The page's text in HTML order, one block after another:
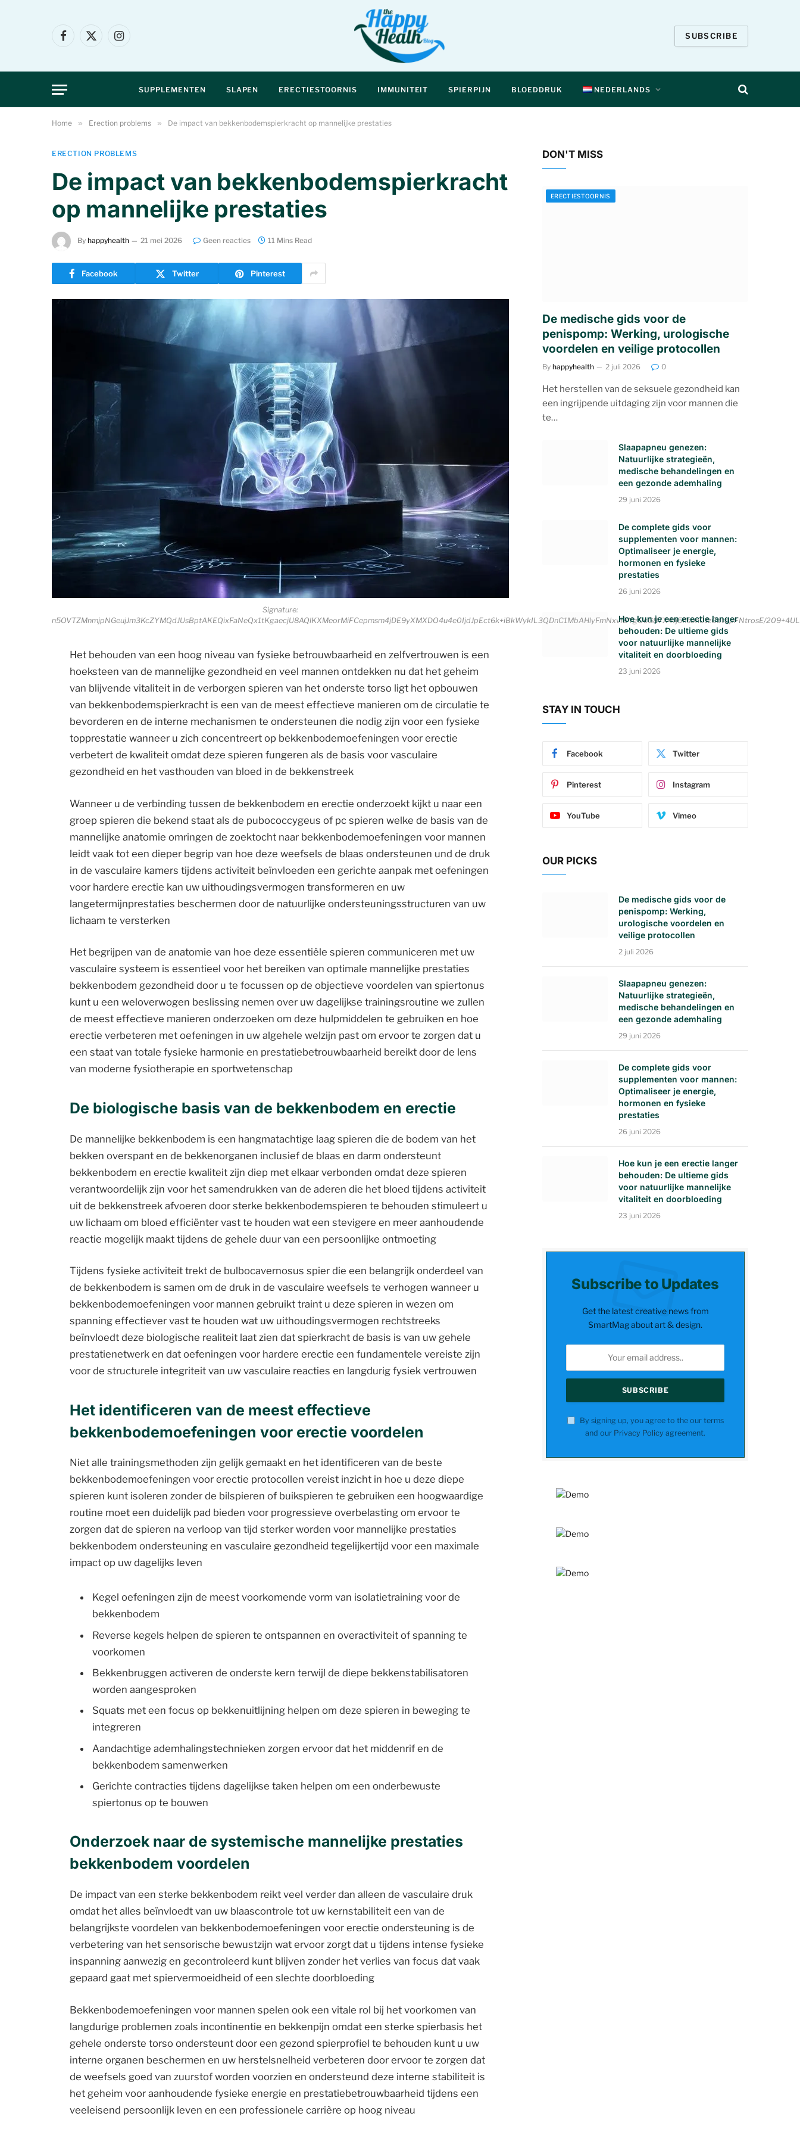
Facebook
X
Instagram
SUBSCRIBE
SUPPLEMENTEN SLAPEN ERECTIESTOORNIS IMMUNITEIT SPIERPIJN BLOEDDRUK NEDERLANDS
Home » Erection problems » De impact van bekkenbodemspierkracht op mannelijke prestaties
ERECTION PROBLEMS
De impact van bekkenbodemspierkracht
op mannelijke prestaties
By happyhealth 21 mei 2026 Geen reacties 11 Mins Read
Facebook Twitter Pinterest
Signature:
n5OVTZMnmjpNGeujJm3KcZYMQdJUsBptAKEQixFaNeQx1tKgaecjU8AQlKXMeorMiFCepmsm4jDE9yXMXDO4u4e0IjdJpEct6k+iBkWykIL3QDnC1MbAHlyFmNxvIBYgOcG87X4fj5flson0JzCdtopFNtrosE/
Het behouden van een hoog niveau van fysieke betrouwbaarheid en zelfvertrouwen is een
hoeksteen van de mannelijke gezondheid en veel mannen ontdekken nu dat het geheim
van blijvende vitaliteit in de verborgen spieren van het onderste torso ligt het opbouwen
van bekkenbodemspierkracht is een van de meest effectieve manieren om de circulatie te
bevorderen en de interne mechanismen te ondersteunen die nodig zijn voor een fysieke
topprestatie wanneer u zich concentreert op bekkenbodemoefeningen voor erectie
verbetert de kwaliteit omdat deze spieren fungeren als de basis voor vasculaire
gezondheid en het vasthouden van bloed in de bekkenstreek
Wanneer u de verbinding tussen de bekkenbodem en erectie onderzoekt kijkt u naar een
groep spieren die bekend staat als de pubococcygeus of pc spieren welke de basis van de
mannelijke anatomie omringen de zoektocht naar bekkenbodemoefeningen voor mannen
leidt vaak tot een dieper begrip van hoe deze weefsels de blaas ondersteunen und de druk
in de vasculaire kamers tijdens activiteit beïnvloeden een gerichte aanpak met oefeningen
voor hardere erectie kan uw uithoudingsvermogen transformeren en uw
langetermijnprestaties beschermen door de natuurlijke ondersteuningsstructuren van uw
lichaam te versterken
Het begrijpen van de anatomie van hoe deze essentiële spieren communiceren met uw
vasculaire systeem is essentieel voor het bereiken van optimale mannelijke prestaties
bekkenbodem gezondheid door u te focussen op de objectieve voordelen van spiertonus
kunt u een weloverwogen beslissing nemen over uw dagelijkse trainingsroutine we zullen
de meest effectieve manieren onderzoeken om deze hulpmiddelen te gebruiken en hoe
erectie verbeteren met oefeningen in uw algehele welzijn past om ervoor te zorgen dat u
een staat van totale fysieke harmonie en prestatiebetrouwbaarheid bereikt door de lens
van moderne fysiotherapie en sportwetenschap
De biologische basis van de bekkenbodem en erectie
De mannelijke bekkenbodem is een hangmatachtige laag spieren die de bodem van het
bekken overspant en de bekkenorganen inclusief de blaas en darm ondersteunt
bekkenbodem en erectie kwaliteit zijn diep met elkaar verbonden omdat deze spieren
verantwoordelijk zijn voor het samendrukken van de aderen die het bloed tijdens activiteit
uit de bekkenstreek afvoeren door sterke bekkenbodemspieren te behouden stimuleert u
uw lichaam om bloed efficiënter vast te houden wat een stevigere en meer aanhoudende
reactie mogelijk maakt tijdens de gehele duur van een persoonlijke ontmoeting
Tijdens fysieke activiteit trekt de bulbocavernosus spier die een belangrijk onderdeel van
de bekkenbodem is samen om de druk in de vasculaire weefsels te verhogen wanneer u
bekkenbodemoefeningen voor mannen gebruikt traint u deze spieren in wezen om
spanning effectiever vast te houden wat uw uithoudingsvermogen rechtstreeks
beïnvloedt deze biologische realiteit laat zien dat spierkracht de basis is van uw gehele
prestatienetwerk en dat oefeningen voor hardere erectie een fundamentele vereiste zijn
voor de structurele integriteit van uw vasculaire reacties en langdurig fysiek vertrouwen
Het identificeren van de meest effectieve
bekkenbodemoefeningen voor erectie voordelen
Niet alle trainingsmethoden zijn gelijk gemaakt en het identificeren van de beste
bekkenbodemoefeningen voor erectie protocollen vereist inzicht in hoe u deze diepe
spieren kunt isoleren zonder de bilspieren of buikspieren te gebruiken een hoogwaardige
routine moet een duidelijk pad bieden voor progressieve overbelasting om ervoor te
zorgen dat de spieren na verloop van tijd sterker worden voor mannelijke prestaties
bekkenbodem ondersteuning en vasculaire gezondheid tegelijkertijd voor een maximale
impact op uw dagelijks leven
Kegel oefeningen zijn de meest voorkomende vorm van isolatietraining voor de
bekkenbodem
Reverse kegels helpen de spieren te ontspannen en overactiviteit of spanning te
voorkomen
Bekkenbruggen activeren de onderste kern terwijl de diepe bekkenstabilisatoren
worden aangesproken
Squats met een focus op bekkenuitlijning helpen om deze spieren in beweging te
integreren
Aandachtige ademhalingstechnieken zorgen ervoor dat het middenrif en de
bekkenbodem samenwerken
Gerichte contracties tijdens dagelijkse taken helpen om een onderbewuste
spiertonus op te bouwen
Onderzoek naar de systemische mannelijke prestaties
bekkenbodem voordelen
De impact van een sterke bekkenbodem reikt veel verder dan alleen de vasculaire druk
omdat het alles beïnvloedt van uw blaascontrole tot uw kernstabiliteit een van de
belangrijkste voordelen van bekkenbodemoefeningen voor erectie ondersteuning is de
verbetering van het sensorische bewustzijn wat ervoor zorgt dat u tijdens intense fysieke
inspanning aanwezig en gecontroleerd kunt blijven zonder het verlies van focus dat vaak
gepaard gaat met spiervermoeidheid of een slechte doorbloeding
Bekkenbodemoefeningen voor mannen spelen ook een vitale rol bij het voorkomen van
langdurige problemen zoals incontinentie en bekkenpijn omdat een sterke spierbasis het
gehele onderste torso ondersteunt door een gezond spierprofiel te behouden kunt u uw
interne organen beschermen en uw herstelsnelheid verbeteren door ervoor te zorgen dat
de weefsels goed van zuurstof worden voorzien en ondersteund deze interne stabiliteit is
het geheim voor aanhoudende fysieke energie en prestatiebetrouwbaarheid tijdens een
veeleisend persoonlijk leven en een professionele carrière op hoog niveau
DON'T MISS
ERECTIESTOORNIS
De medische gids voor de
penispomp: Werking, urologische
voordelen en veilige protocollen
By happyhealth 2 juli 2026 0
Het herstellen van de seksuele gezondheid kan
een ingrijpende uitdaging zijn voor mannen die
te…
Slaapapneu genezen:
Natuurlijke strategieën,
medische behandelingen en
een gezonde ademhaling
29 juni 2026
De complete gids voor
supplementen voor mannen:
Optimaliseer je energie,
hormonen en fysieke
prestaties
26 juni 2026
Hoe kun je een erectie langer
behouden: De ultieme gids
voor natuurlijke mannelijke
vitaliteit en doorbloeding
23 juni 2026
STAY IN TOUCH
Facebook Twitter
Pinterest Instagram
YouTube Vimeo
OUR PICKS
De medische gids voor de
penispomp: Werking,
urologische voordelen en
veilige protocollen
2 juli 2026
Slaapapneu genezen:
Natuurlijke strategieën,
medische behandelingen en
een gezonde ademhaling
29 juni 2026
De complete gids voor
supplementen voor mannen:
Optimaliseer je energie,
hormonen en fysieke
prestaties
26 juni 2026
Hoe kun je een erectie langer
behouden: De ultieme gids
voor natuurlijke mannelijke
vitaliteit en doorbloeding
23 juni 2026
Subscribe to Updates
Get the latest creative news from
SmartMag about art & design.
By signing up, you agree to the our terms
and our Privacy Policy agreement.